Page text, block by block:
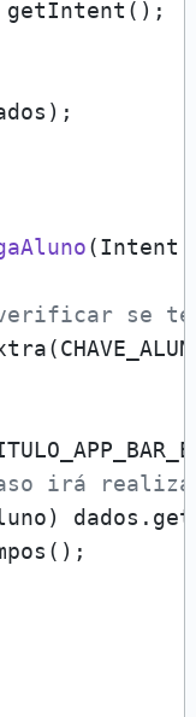
getIntent();
(Intent
se
irá